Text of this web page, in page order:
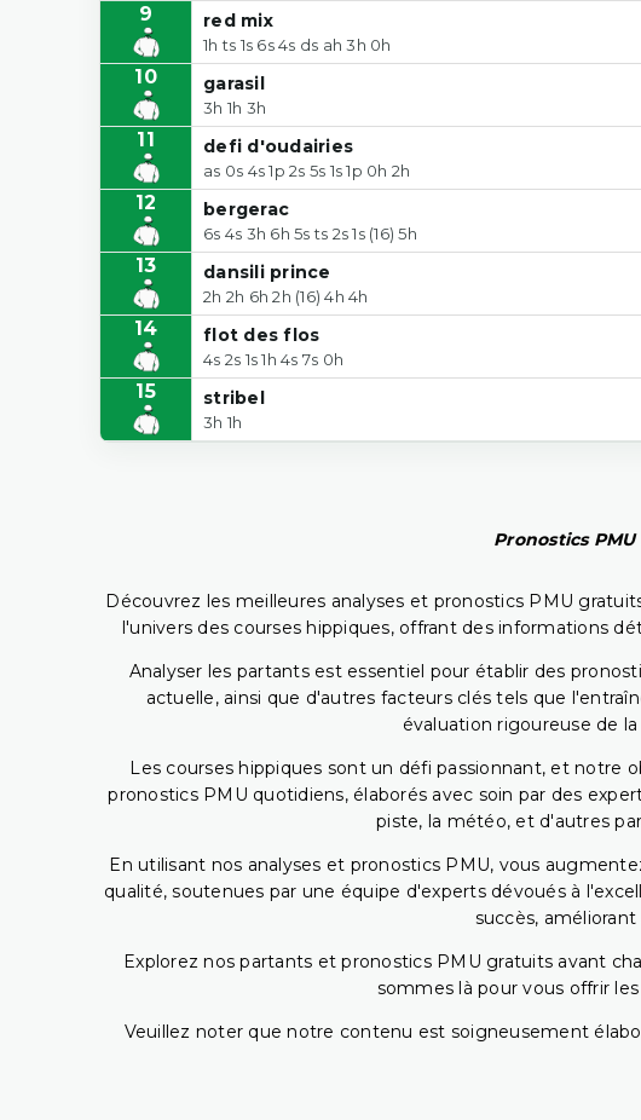
9 red mix
1h ts 1s 6s 4s ds ah 3h 0h
10 garasil
3h 1h 3h
11 defi d'oudairies
as 0s 4s 1p 2s 5s 1s 1p 0h 2h
12 bergerac
6s 4s 3h 6h 5s ts 2s 1s (16) 5h
13 dansili prince
2h 2h 6h 2h (16) 4h 4h
14 flot des flos
4s 2s 1s 1h 4s 7s 0h
15 stribel
3h 1h
Pronostics
Découvrez les meilleures analyses et pronostics PMU
l'univers des courses hippiques, offrant des informations
Analyser les partants est essentiel pour établir des
actuelle, ainsi que d'autres facteurs clés tels que
évaluation rigoureuse de
Les courses hippiques sont un défi passionnant, et notre
pronostics PMU quotidiens, élaborés avec soin par des
piste, la météo, et d'autres
En utilisant nos analyses et pronostics PMU, vous
qualité, soutenues par une équipe d'experts dévoués à
succès,
Explorez nos partants et pronostics PMU gratuits avant
sommes là pour vous offrir
Veuillez noter que notre contenu est soigneusement